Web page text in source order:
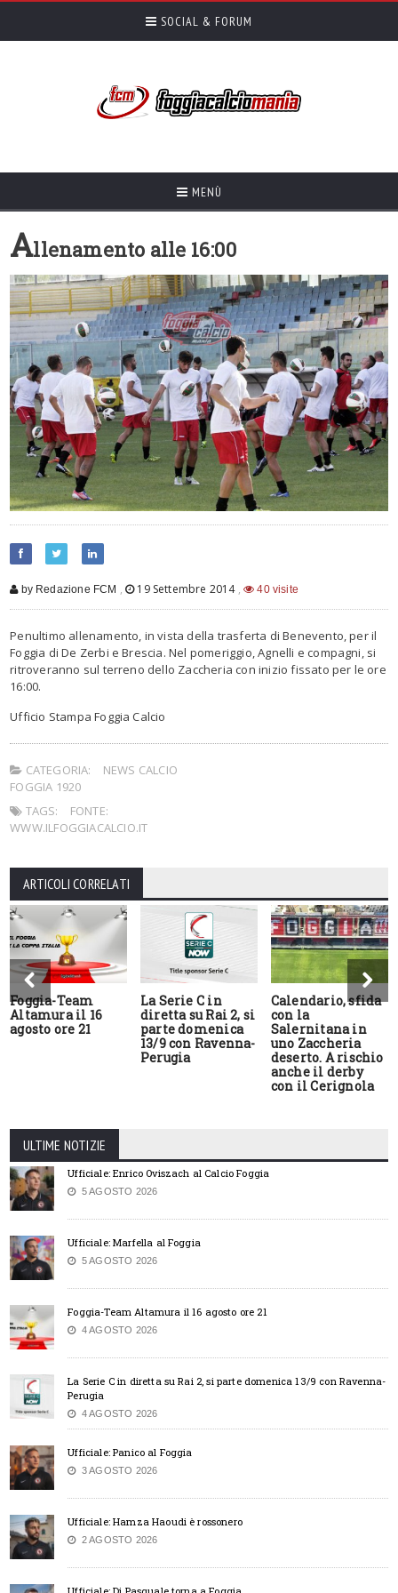
SOCIAL & FORUM
MENÙ
Allenamento alle 16:00
by Redazione FCM , 19 Settembre 2014 , 40 visite
Penultimo allenamento, in vista della trasferta di Benevento, per il
Foggia di De Zerbi e Brescia. Nel pomeriggio, Agnelli e compagni, si
ritroveranno sul terreno dello Zaccheria con inizio fissato per le ore
16:00.
Ufficio Stampa Foggia Calcio
CATEGORIA:
NEWS CALCIO
FOGGIA 1920
TAGS:
FONTE:
WWW.ILFOGGIACALCIO.IT
ARTICOLI CORRELATI
Foggia-Team
Altamura il 16
agosto ore 21
La Serie C in
diretta su Rai 2, si
parte domenica
13/9 con Ravenna-
Perugia
Calendario, sfida
con la
Salernitana in
uno Zaccheria
deserto. A rischio
anche il derby
con il Cerignola
ULTIME NOTIZIE
Ufficiale: Enrico Oviszach al Calcio Foggia
5 AGOSTO 2026
Ufficiale: Marfella al Foggia
5 AGOSTO 2026
Foggia-Team Altamura il 16 agosto ore 21
4 AGOSTO 2026
La Serie C in diretta su Rai 2, si parte domenica 13/9 con Ravenna-
Perugia
4 AGOSTO 2026
Ufficiale: Panico al Foggia
3 AGOSTO 2026
Ufficiale: Hamza Haoudi è rossonero
2 AGOSTO 2026